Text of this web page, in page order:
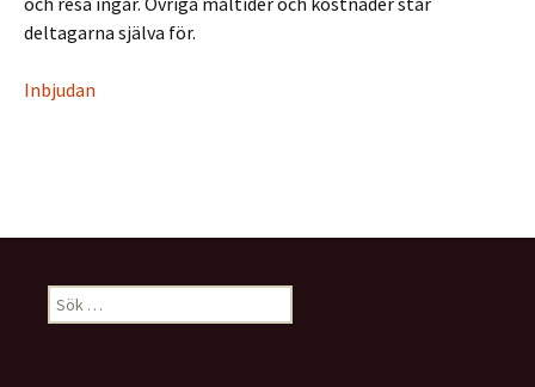
deltagarna själva för.
Inbjudan
Sök
efter: